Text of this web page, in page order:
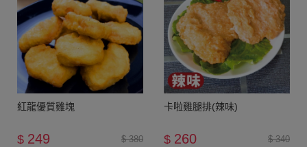
紅龍優質雞塊
$ 380
$ 249
卡啦雞腿排(辣味)
$ 340
$ 260